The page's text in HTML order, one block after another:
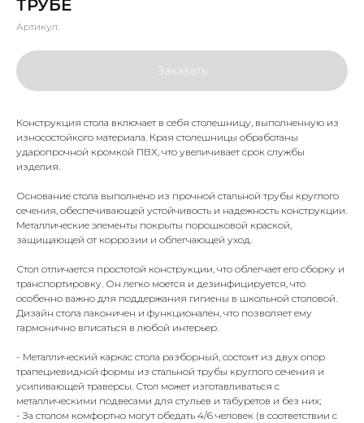
ТРУБЕ
Артикул:
Заказать
Конструкция стола включает в себя столешницу, выполненную из
износостойкого материала. Края столешницы обработаны
ударопрочной кромкой ПВХ, что увеличивает срок службы
изделия.
Основание стола выполнено из прочной стальной трубы круглого
сечения, обеспечивающей устойчивость и надежность конструкции.
Металлические элементы покрыты порошковой краской,
защищающей от коррозии и облегчающей уход.
Стол отличается простотой конструкции, что облегчает его сборку и
транспортировку. Он легко моется и дезинфицируется, что
особенно важно для поддержания гигиены в школьной столовой.
Дизайн стола лаконичен и функционален, что позволяет ему
гармонично вписаться в любой интерьер.
- Металлический каркас стола разборный, состоит из двух опор
трапециевидной формы из стальной трубы круглого сечения и
усиливающей траверсы. Стол может изготавливаться с
металлическими подвесами для стульев и табуретов и без них;
- За столом комфортно могут обедать 4/6 человек (в соответствии с